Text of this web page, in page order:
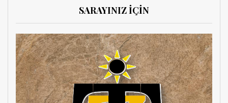
SARAYINIZ İÇİN